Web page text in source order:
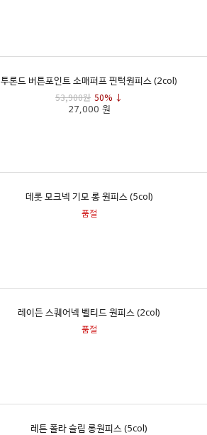
투론드 버튼포인트 소매퍼프 핀턱원피스 (2col)
53,900원 50% ↓
27,000 원
데롯 모크넥 기모 롱 원피스 (5col)
품절
레이든 스퀘어넥 벨티드 원피스 (2col)
품절
레튼 폴라 슬림 롱원피스 (5col)